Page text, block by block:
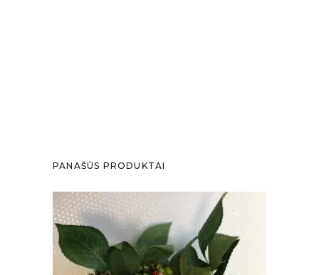
PANAŠŪS PRODUKTAI